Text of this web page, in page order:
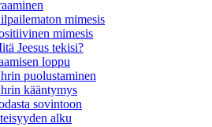
mimesis
mimesis
Jeesus tekisi?
loppu
puolustaminen
kääntymys
sovintoon
alku